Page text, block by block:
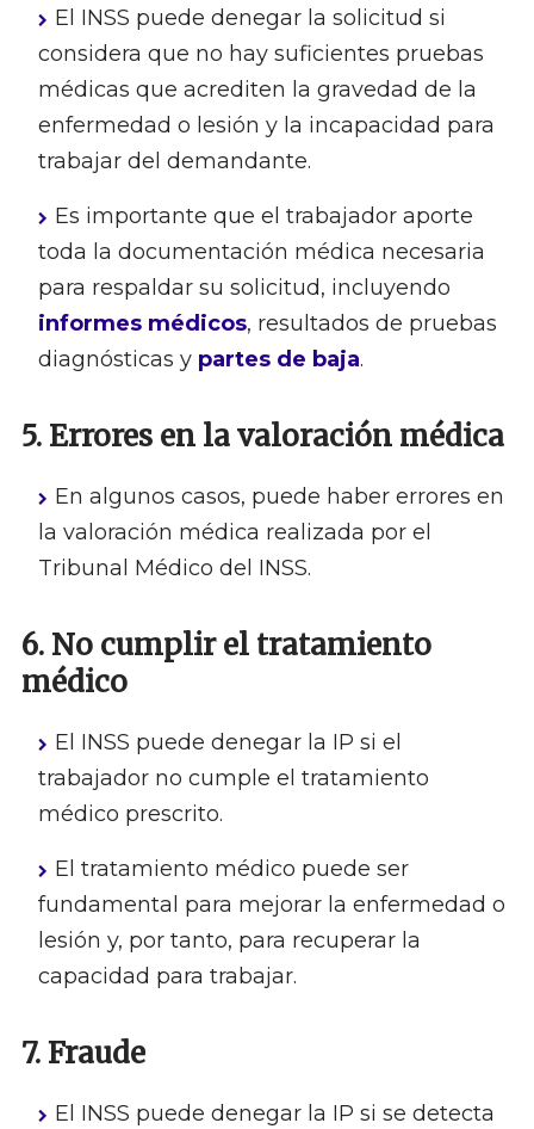
El INSS puede denegar la solicitud si
considera que no hay suficientes pruebas
médicas que acrediten la gravedad de la
enfermedad o lesión y la incapacidad para
trabajar del demandante.
Es importante que el trabajador aporte
toda la documentación médica necesaria
para respaldar su solicitud, incluyendo
informes médicos, resultados de pruebas
diagnósticas y partes de baja.
5. Errores en la valoración médica
En algunos casos, puede haber errores en
la valoración médica realizada por el
Tribunal Médico del INSS.
6. No cumplir el tratamiento
médico
El INSS puede denegar la IP si el
trabajador no cumple el tratamiento
médico prescrito.
El tratamiento médico puede ser
fundamental para mejorar la enfermedad o
lesión y, por tanto, para recuperar la
capacidad para trabajar.
7. Fraude
El INSS puede denegar la IP si se detecta